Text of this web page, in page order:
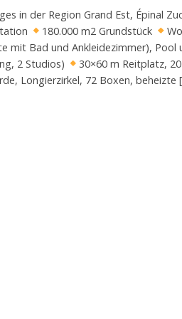
in der Region Grand Est, Épinal
180.000 m2 Grundstück
mit Bad und Ankleidezimmer), Pool
2 Studios)
30×60 m Reitplatz,
Longierzirkel, 72 Boxen, beheizte